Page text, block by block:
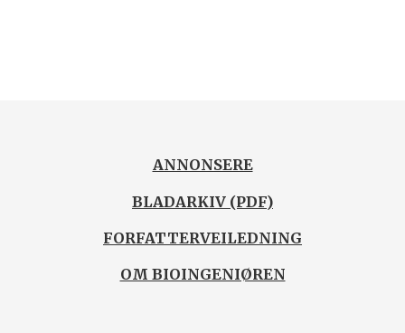
ANNONSERE
BLADARKIV (PDF)
FORFATTERVEILEDNING
OM BIOINGENIØREN